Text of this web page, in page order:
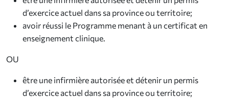
d’exercice actuel dans sa province ou territoire;
avoir réussi le Programme menant à un certificat en
enseignement clinique.
OU
être une infirmière autorisée et détenir un permis
d’exercice actuel dans sa province ou territoire;